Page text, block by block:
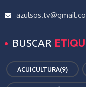
BUSCAR
ACUICULTURA(9)